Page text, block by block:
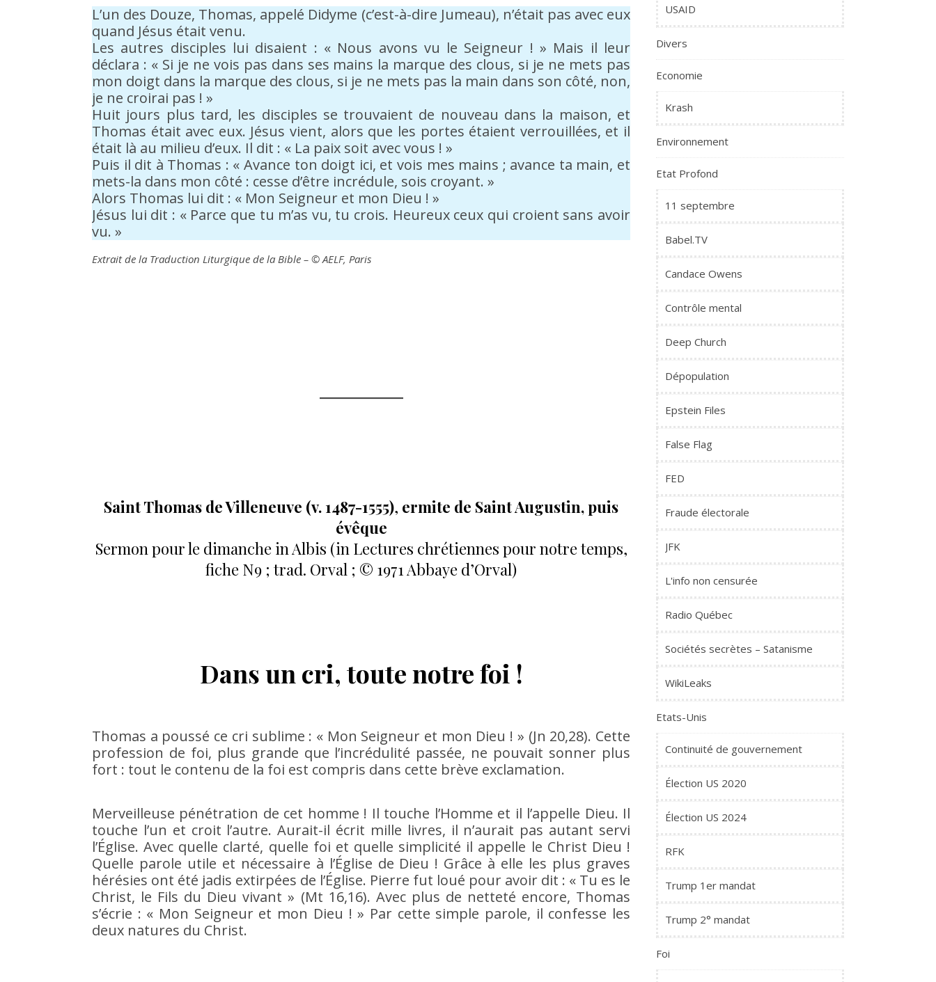
L’un des Douze, Thomas, appelé Didyme (c’est-à-dire Jumeau), n’était pas avec eux
quand Jésus était venu.
Les autres disciples lui disaient : « Nous avons vu le Seigneur ! » Mais il leur
déclara : « Si je ne vois pas dans ses mains la marque des clous, si je ne mets pas
mon doigt dans la marque des clous, si je ne mets pas la main dans son côté, non,
je ne croirai pas ! »
Huit jours plus tard, les disciples se trouvaient de nouveau dans la maison, et
Thomas était avec eux. Jésus vient, alors que les portes étaient verrouillées, et il
était là au milieu d’eux. Il dit : « La paix soit avec vous ! »
Puis il dit à Thomas : « Avance ton doigt ici, et vois mes mains ; avance ta main, et
mets-la dans mon côté : cesse d’être incrédule, sois croyant. »
Alors Thomas lui dit : « Mon Seigneur et mon Dieu ! »
Jésus lui dit : « Parce que tu m’as vu, tu crois. Heureux ceux qui croient sans avoir
vu. »
Extrait de la Traduction Liturgique de la Bible – © AELF, Paris
Saint Thomas de Villeneuve (v. 1487-1555), ermite de Saint Augustin, puis
évêque
Sermon pour le dimanche in Albis (in Lectures chrétiennes pour notre temps,
fiche N9 ; trad. Orval ; © 1971 Abbaye d’Orval)
Dans un cri, toute notre foi !
Thomas a poussé ce cri sublime : « Mon Seigneur et mon Dieu ! » (Jn 20,28). Cette
profession de foi, plus grande que l’incrédulité passée, ne pouvait sonner plus
fort : tout le contenu de la foi est compris dans cette brève exclamation.
Merveilleuse pénétration de cet homme ! Il touche l’Homme et il l’appelle Dieu. Il
touche l’un et croit l’autre. Aurait-il écrit mille livres, il n’aurait pas autant servi
l’Église. Avec quelle clarté, quelle foi et quelle simplicité il appelle le Christ Dieu !
Quelle parole utile et nécessaire à l’Église de Dieu ! Grâce à elle les plus graves
hérésies ont été jadis extirpées de l’Église. Pierre fut loué pour avoir dit : « Tu es le
Christ, le Fils du Dieu vivant » (Mt 16,16). Avec plus de netteté encore, Thomas
s’écrie : « Mon Seigneur et mon Dieu ! » Par cette simple parole, il confesse les
deux natures du Christ.
USAID
Divers
Economie
Krash
Environnement
Etat Profond
11 septembre
Babel.TV
Candace Owens
Contrôle mental
Deep Church
Dépopulation
Epstein Files
False Flag
FED
Fraude électorale
JFK
L'info non censurée
Radio Québec
Sociétés secrètes – Satanisme
WikiLeaks
Etats-Unis
Continuité de gouvernement
Élection US 2020
Élection US 2024
RFK
Trump 1er mandat
Trump 2° mandat
Foi